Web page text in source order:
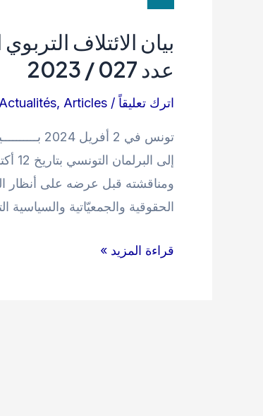
بيان الائتلاف
عدد 027 / 2023
اترك تعليقاً /
Actualités, Articles
ومناقشته قبل عرضه على أنظار
الحقوقية والجمعيّاتية
بيان
قراءة المزيد »